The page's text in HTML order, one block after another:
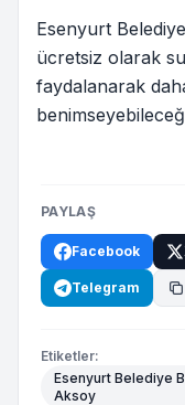
Esenyurt
ücretsiz olarak
faydalanarak
PAYLAŞ
Facebook
Telegram
Etiketler:
Esenyurt Belediye
Aksoy